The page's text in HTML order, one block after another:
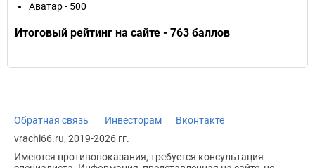
Аватар - 500
Итоговый рейтинг на сайте - 763 баллов
Обратная связь Инвесторам
Вконтакте
vrachi66.ru, 2019-2026 гг.
Имеются противопоказания, требуется консультация